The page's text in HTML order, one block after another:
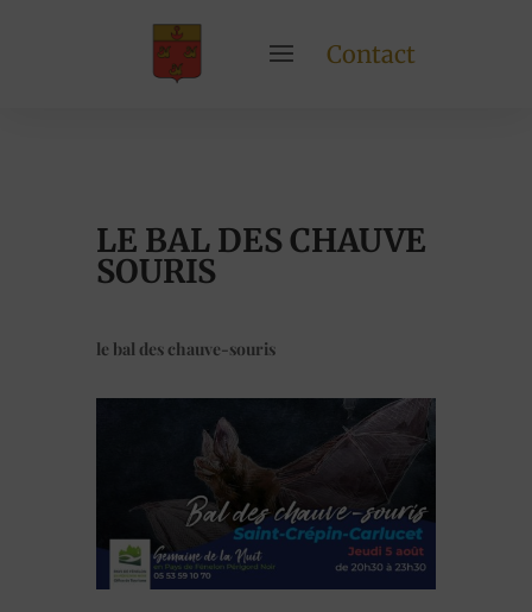
Contact
LE BAL DES CHAUVE
SOURIS
le bal des chauve-souris